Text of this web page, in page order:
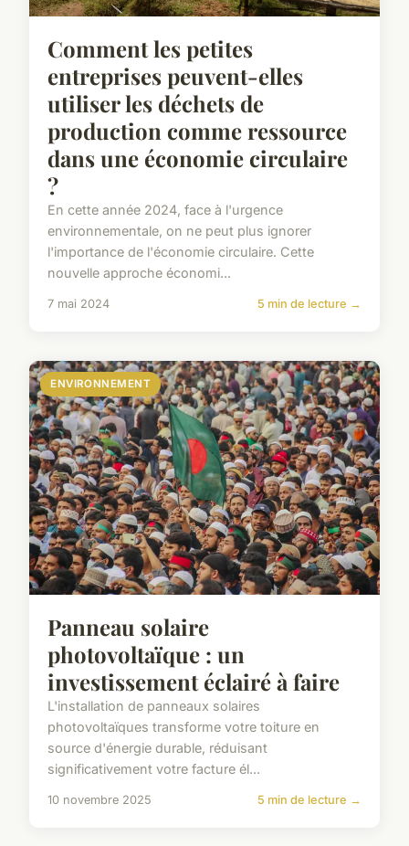
Comment les petites
entreprises peuvent-elles
utiliser les déchets de
production comme ressource
dans une économie circulaire
?
En cette année 2024, face à l'urgence
environnementale, on ne peut plus ignorer
l'importance de l'économie circulaire. Cette
nouvelle approche économi...
7 mai 2024 5 min de lecture →
ENVIRONNEMENT
Panneau solaire
photovoltaïque : un
investissement éclairé à faire
L'installation de panneaux solaires
photovoltaïques transforme votre toiture en
source d'énergie durable, réduisant
significativement votre facture él...
10 novembre 2025 5 min de lecture →